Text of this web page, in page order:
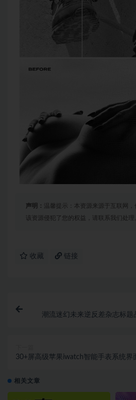
声明： 温馨提示：本资源来源于互联网
该资源侵犯了您的权益，请联系我们处理
收藏 链接
潮流迷幻未来逆反差杂志标题
30+屏高级苹果iwatch智能手表系统界
相关文章